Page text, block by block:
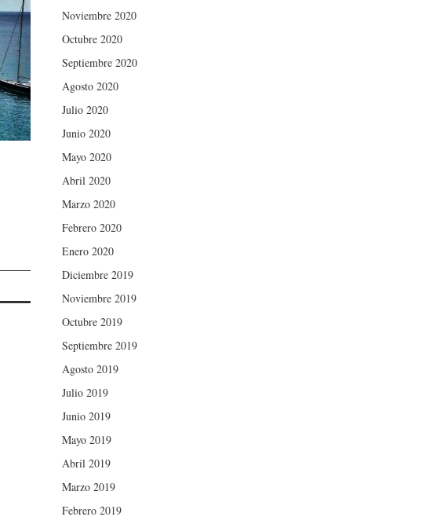
Noviembre 2020
Octubre 2020
Septiembre 2020
Agosto 2020
Julio 2020
Junio 2020
Mayo 2020
Abril 2020
Marzo 2020
Febrero 2020
Enero 2020
Diciembre 2019
Noviembre 2019
Octubre 2019
Septiembre 2019
Agosto 2019
Julio 2019
Junio 2019
Mayo 2019
Abril 2019
Marzo 2019
Febrero 2019